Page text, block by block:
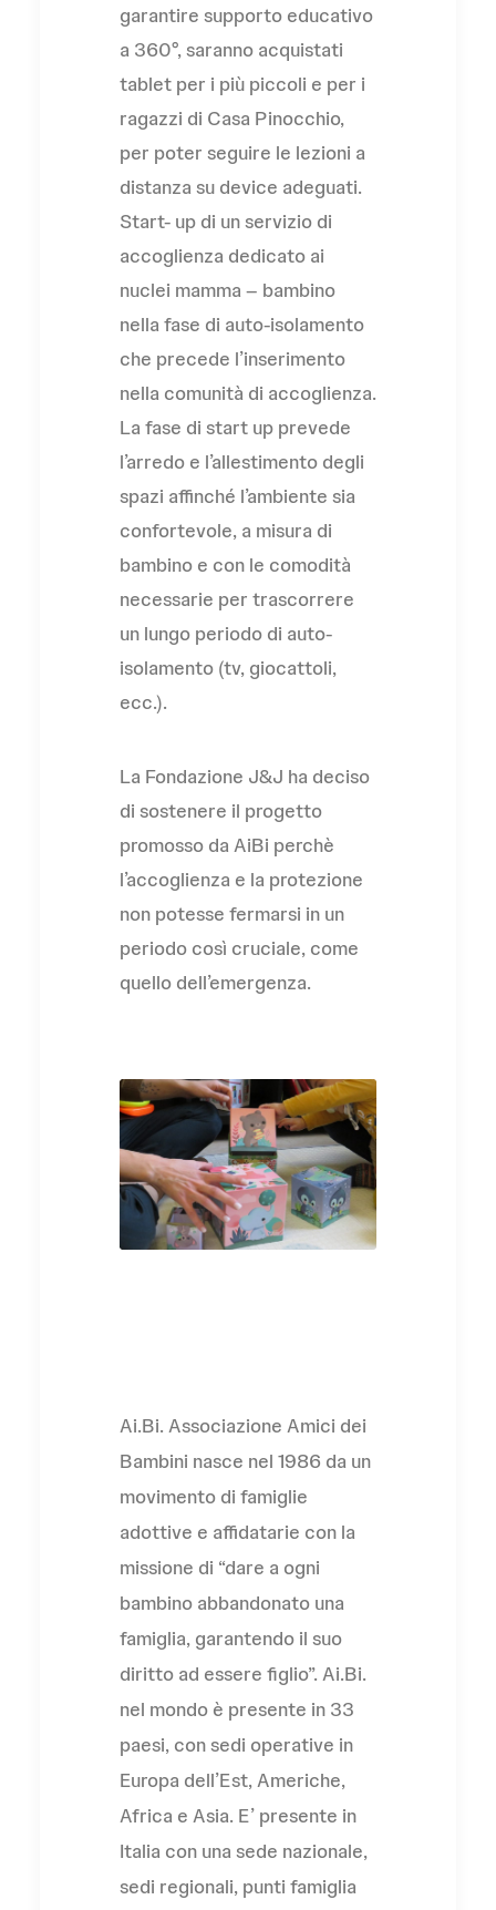
garantire supporto educativo
a 360°, saranno acquistati
tablet per i più piccoli e per i
ragazzi di Casa Pinocchio,
per poter seguire le lezioni a
distanza su device adeguati.
Start- up di un servizio di
accoglienza dedicato ai
nuclei mamma – bambino
nella fase di auto-isolamento
che precede l’inserimento
nella comunità di accoglienza.
La fase di start up prevede
l’arredo e l’allestimento degli
spazi affinché l’ambiente sia
confortevole, a misura di
bambino e con le comodità
necessarie per trascorrere
un lungo periodo di auto-
isolamento (tv, giocattoli,
ecc.).
La Fondazione J&J ha deciso
di sostenere il progetto
promosso da AiBi perchè
l’accoglienza e la protezione
non potesse fermarsi in un
periodo così cruciale, come
quello dell’emergenza.
Ai.Bi. Associazione Amici dei
Bambini nasce nel 1986 da un
movimento di famiglie
adottive e affidatarie con la
missione di “dare a ogni
bambino abbandonato una
famiglia, garantendo il suo
diritto ad essere figlio”. Ai.Bi.
nel mondo è presente in 33
paesi, con sedi operative in
Europa dell’Est, Americhe,
Africa e Asia. E’ presente in
Italia con una sede nazionale,
sedi regionali, punti famiglia